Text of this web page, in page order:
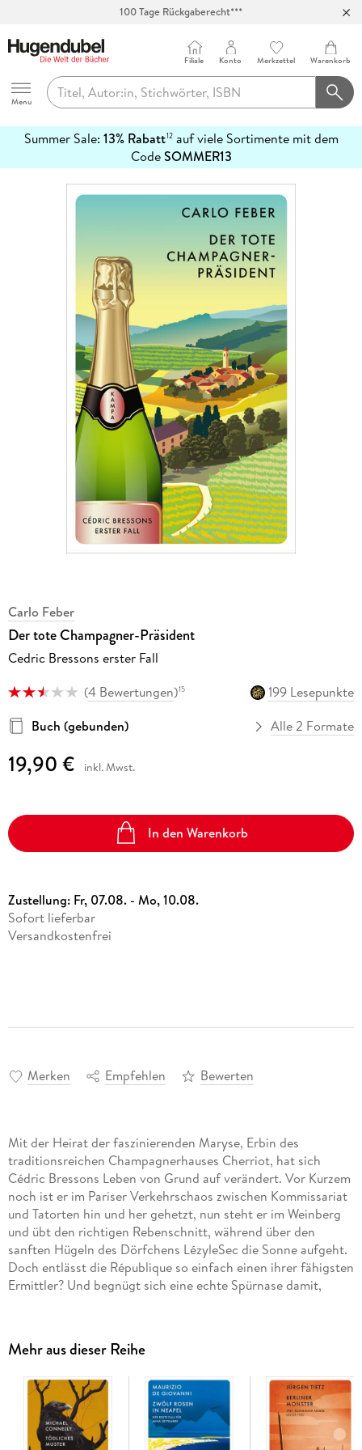
100 Tage Rückgaberecht***
Hugendubel
Menu
Filiale Konto Merkzettel Warenkorb
Summer Sale: 13% Rabatt12auf viele Sortimente mit dem
CodeSOMMER13
erfahren
Carlo Feber
Der tote Champagner-Präsident
Cedric Bressons erster Fall
(4 Bewertungen)15
199 Lesepunkte
Buch (gebunden)
Alle 2 Formate
19,90 € inkl. Mwst.
In den Warenkorb
Zustellung: Fr, 07.08. - Mo, 10.08.
Sofort lieferbar
Versandkostenfrei
Merken Empfehlen Bewerten
Mit der Heirat der faszinierenden Maryse, Erbin des
traditionsreichen Champagnerhauses Cherriot, hat sich
Cédric Bressons Leben von Grund auf verändert. Vor Kurzem
noch ist er im Pariser Verkehrschaos zwischen Kommissariat
und Tatorten hin und her gehetzt, nun steht er im Weinberg
und übt den richtigen Rebenschnitt, während über den
sanften Hügeln des Dörfchens LézyleSec die Sonne aufgeht.
Doch entlässt die République so einfach einen ihrer fähigsten
Ermittler? Und begnügt sich eine echte Spürnase damit,
verheirateter Neu-Winzer in Lézy-le-Sec in der Champagne,
der Heimat seiner Frau. Doch sein Ruf als beste Spürnase der
Pariser Kriminalpolizei holt ihn ein: Als inmitten der
Weinberge Sylvain Clouet, Präsident der einflussreichen
Winzervereinigung Vigne d'Or, ermordet aufgefunden wird,
zwingt das Innenministerium Cédric, die Ermittlungen zu
übernehmen. Wie er neben der Arbeit im Weinberg und der
Mehr aus dieser Reihe